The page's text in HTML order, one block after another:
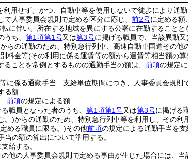
用せず、かつ、自動車等を使用しないで徒歩により通
人事委員会規則で定める区分に応じ、 前2号に定める額、
に伴い、所在する地域を異にする公署に在勤すること
ち、 第1項第1号又は第3号に掲げる職員で、当該異動
からの通勤のため、特別急行列車、高速自動車国道その他
料金等(その利用に係る運賃等の額から運賃等相当額の
ることを常例とするものの通勤手当の額は、 前項の規定
に係る通勤手当 支給単位期間につき、人事委員会規則
る額
前項の規定による額
職員となった者のうち、 第1項第1号又は第3号に掲げる
。)からの通勤のため、特別急行列車等を利用し、その
める職員に限る。)その他前項の規定による通勤手当を
の額の算出について準用する。
給する。
他の人事委員会規則で定める事由が生じた場合には、